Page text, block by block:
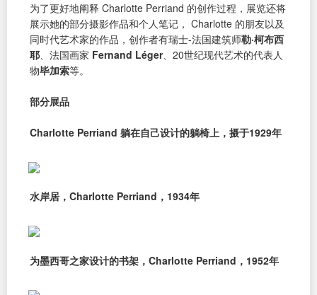
为了更好地阐释 Charlotte Perriand 的创作过程，展览还将
展示她的部分摄影作品和个人笔记， Charlotte 的朋友以及
同时代艺术家的作品，创作者有瑞士-法国建筑师勒·柯布西
耶 、法国画家 Fernand Léger、20世纪现代艺术的代表人
物毕加索等。
部分展品
Charlotte Perriand 躺在自己设计的躺椅上，摄于1929年
水岸居，Charlotte Perriand，1934年
为墨西哥之家设计的书架，Charlotte Perriand，1952年